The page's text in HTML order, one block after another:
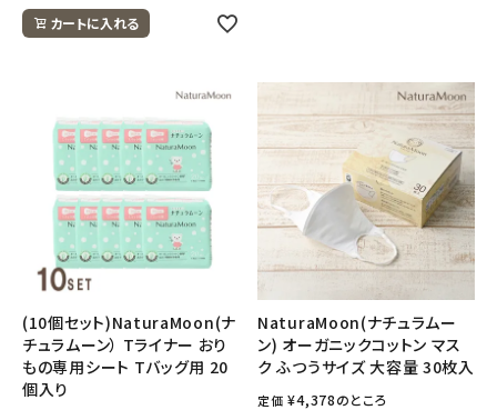
カートに入れる
(10個セット)NaturaMoon(ナ
チュラムーン） Tライナー おり
もの専用シート Tバッグ用 20
個入り
NaturaMoon(ナチュラムー
ン) オーガニックコットン マス
ク ふつうサイズ 大容量 30枚入
定価 ¥4,378のところ